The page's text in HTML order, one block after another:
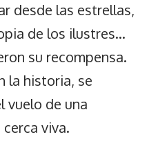
desde las estrellas,
de los ilustres…
su recompensa.
la historia, se
vuelo de una
viva.